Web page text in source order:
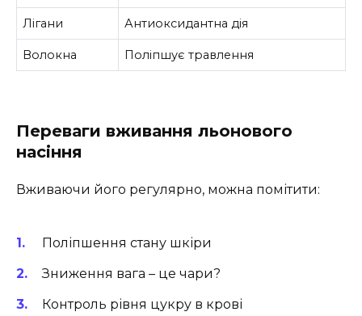
Лігани Антиоксидантна дія
Волокна Поліпшує травлення
Переваги вживання льонового
насіння
Вживаючи його регулярно, можна помітити:
Поліпшення стану шкіри
Зниження вага – це чари?
Контроль рівня цукру в крові